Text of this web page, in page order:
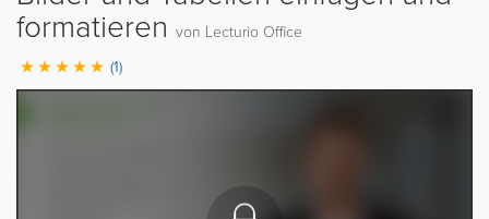
formatieren von Lecturio Office
(1)